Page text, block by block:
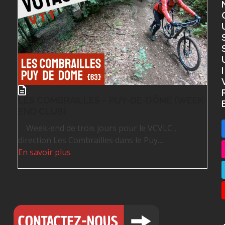
Week-end de trois jours pour le VCVLC ,
direction Les Combrailles dans le Puy…
En savoir plus
I